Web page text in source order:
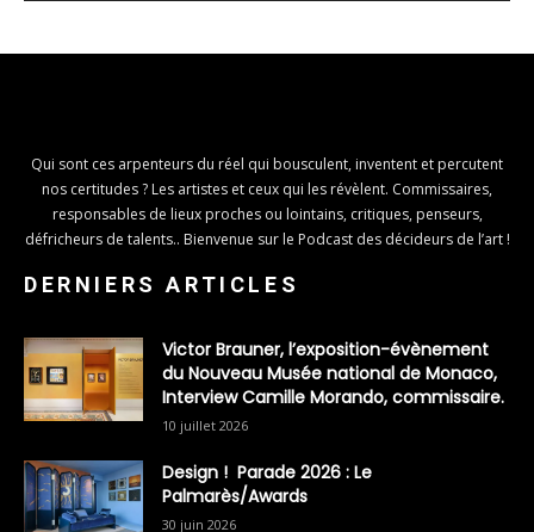
Qui sont ces arpenteurs du réel qui bousculent, inventent et percutent
nos certitudes ? Les artistes et ceux qui les révèlent. Commissaires,
responsables de lieux proches ou lointains, critiques, penseurs,
défricheurs de talents.. Bienvenue sur le Podcast des décideurs de l’art !
DERNIERS ARTICLES
Victor Brauner, l’exposition-évènement
du Nouveau Musée national de Monaco,
Interview Camille Morando, commissaire.
10 juillet 2026
Design ! Parade 2026 : Le
Palmarès/Awards
30 juin 2026